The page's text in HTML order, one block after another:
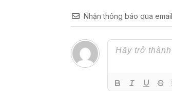
Nhận thông báo qua email